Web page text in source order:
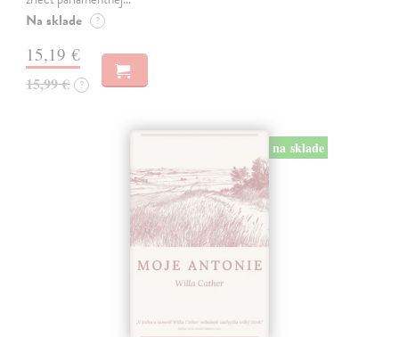
Na sklade ?
15,19 €
15,99 € ?
na sklade